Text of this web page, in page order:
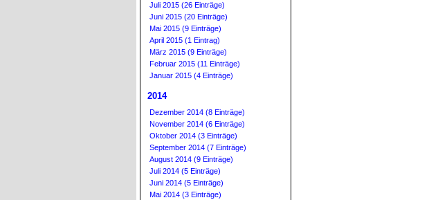
Juli 2015 (26 Einträge)
Juni 2015 (20 Einträge)
Mai 2015 (9 Einträge)
April 2015 (1 Eintrag)
März 2015 (9 Einträge)
Februar 2015 (11 Einträge)
Januar 2015 (4 Einträge)
2014
Dezember 2014 (8 Einträge)
November 2014 (6 Einträge)
Oktober 2014 (3 Einträge)
September 2014 (7 Einträge)
August 2014 (9 Einträge)
Juli 2014 (5 Einträge)
Juni 2014 (5 Einträge)
Mai 2014 (3 Einträge)